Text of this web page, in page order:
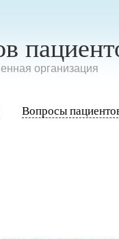
организация
Вопросы